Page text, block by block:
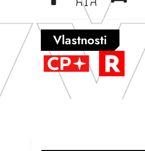
Vlastnosti